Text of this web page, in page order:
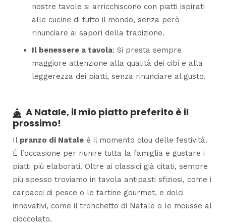
nostre tavole si arricchiscono con piatti ispirati
alle cucine di tutto il mondo, senza però
rinunciare ai sapori della tradizione.
Il benessere a tavola: Si presta sempre
maggiore attenzione alla qualità dei cibi e alla
leggerezza dei piatti, senza rinunciare al gusto.
A Natale, il mio piatto preferito è il
prossimo!
Il pranzo di Natale è il momento clou delle festività.
È l’occasione per riunire tutta la famiglia e gustare i
piatti più elaborati. Oltre ai classici già citati, sempre
più spesso troviamo in tavola antipasti sfiziosi, come i
carpacci di pesce o le tartine gourmet, e dolci
innovativi, come il tronchetto di Natale o le mousse al
cioccolato.